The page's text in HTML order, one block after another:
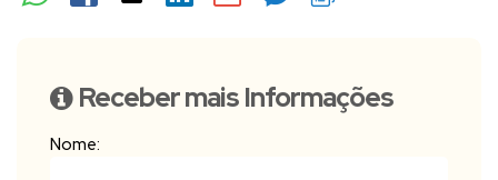
Receber mais Informações
Nome: